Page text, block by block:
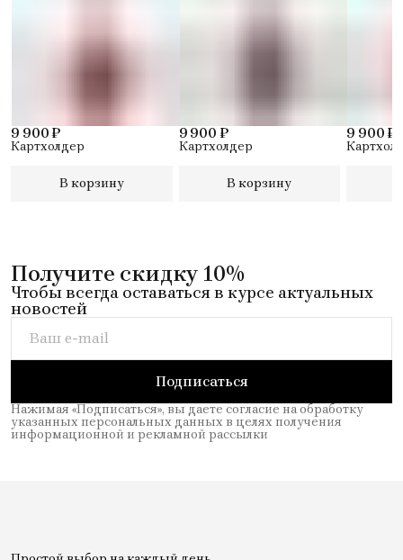
9 900 ₽
Картхолдер
В корзину
9 900 ₽
Картхолдер
В корзину
9 900 ₽
Получите скидку 10%
Чтобы всегда оставаться в курсе актуальных
новостей
Подписаться
Нажимая «Подписаться», вы даете согласие на обработку
указанных персональных данных в целях получения
информационной и рекламной рассылки